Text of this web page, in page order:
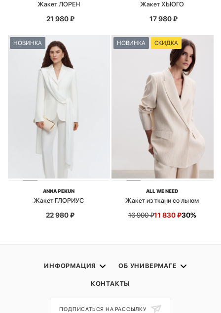
Жакет ЛОРЕН
21 980₽
Жакет ХЬЮГО
17 980₽
НОВИНКА
ANNA PEKUN
Жакет ГЛОРИУС
22 980₽
НОВИНКА СКИДКА
ALL WE NEED
Жакет из ткани со льном
16 900₽11 830₽30%
ИНФОРМАЦИЯ ОБ УНИВЕРМАГЕ
КОНТАКТЫ
ПОДПИСАТЬСЯ НА РАССЫЛКУ